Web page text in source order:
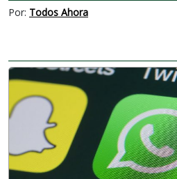
Por: Todos Ahora